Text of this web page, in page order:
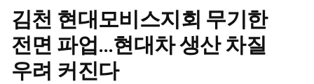
김천 현대모비스지회 무기한
전면 파업…현대차 생산 차질
우려 커진다